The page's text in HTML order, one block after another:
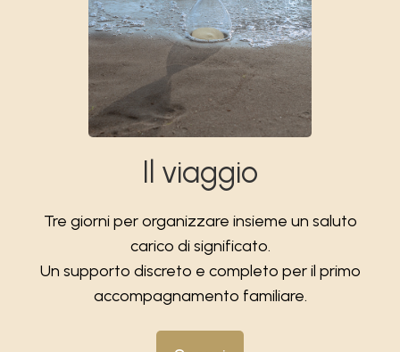
Il viaggio
Tre giorni per organizzare insieme un saluto
carico di significato.
Un supporto discreto e completo per il primo
accompagnamento familiare.